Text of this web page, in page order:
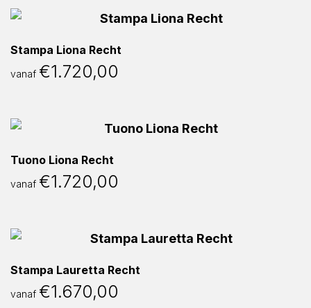
Stampa Liona Recht
vanaf €1.720,00
Tuono Liona Recht
vanaf €1.720,00
Stampa Lauretta Recht
vanaf €1.670,00